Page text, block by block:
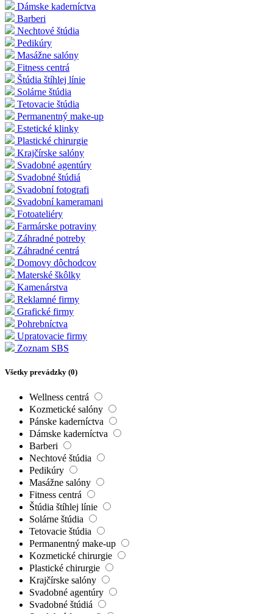
Dámske kaderníctva
Barberi
Nechtové štúdia
Pedikúry
Masážne salóny
Fitness centrá
Štúdia štíhlej línie
Solárne štúdia
Tetovacie štúdia
Permanentný make-up
Estetické klinky
Plastické chirurgie
Krajčírske salóny
Svadobné agentúry
Svadobné štúdiá
Svadobní fotografi
Svadobní kameramani
Fotoateliéry
Farmárske potraviny
Záhradné potreby
Záhradné centrá
Domovy dôchodcov
Materské škôlky
Kamenárstva
Reklamné firmy
Grafické firmy
Pohrebníctva
Upratovacie firmy
Zoznam SBS
Všetky prevádzky (0)
Wellness centrá
Kozmetické salóny
Pánske kaderníctva
Dámske kaderníctva
Barberi
Nechtové štúdia
Pedikúry
Masážne salóny
Fitness centrá
Štúdia štíhlej línie
Solárne štúdia
Tetovacie štúdia
Permanentný make-up
Kozmetické chirurgie
Plastické chirurgie
Krajčírske salóny
Svadobné agentúry
Svadobné štúdiá